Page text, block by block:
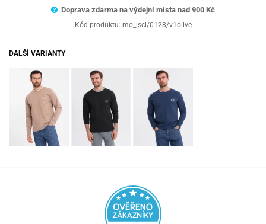
Doprava zdarma na výdejní místa nad 900 Kč
Kód produktu: mo_lscl/0128/v1olive
DALŠÍ VARIANTY